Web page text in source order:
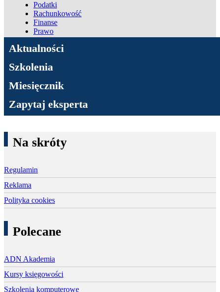
Podatki
Rachunkowość
Finanse
Prawo
ADN Podatki
Aktualności
Szkolenia
Miesięcznik
Zapytaj eksperta
Na skróty
Regulamin
Reklama
Polityka cookies
Polecane
ADN Akademia
Kursy księgowości
Szkolenia komputerowe